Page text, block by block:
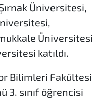
Üniversitesi,
Üniversitesi
katıldı.
Bilimleri Fakültesi
3. sınıf öğrencisi